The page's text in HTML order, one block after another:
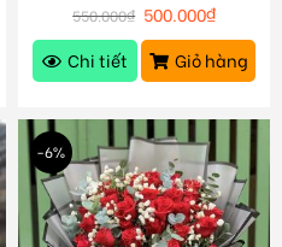
550.000₫ 500.000₫
Chi tiết
Giỏ hàng
-6%